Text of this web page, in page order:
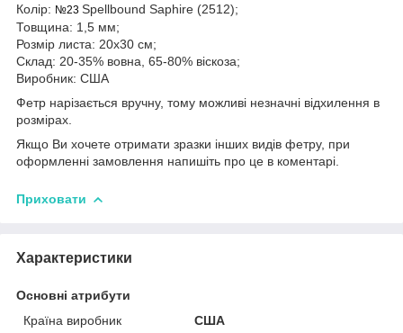
Колір: №23 Spellbound Saphire (2512);
Товщина: 1,5 мм;
Розмір листа: 20х30 см;
Склад: 20-35% вовна, 65-80% віскоза;
Виробник: США
Фетр нарізається вручну, тому можливі незначні відхилення в
розмірах.
Якщо Ви хочете отримати зразки інших видів фетру, при
оформленні замовлення напишіть про це в коментарі.
Приховати
Характеристики
Основні атрибути
Країна виробник
США